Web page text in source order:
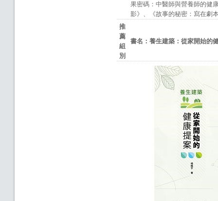
果密碼：中醫師與營養師的健
影》、《故事的秘密：寫在劇
推
薦
組
別
書名：養生建築：從家開始的